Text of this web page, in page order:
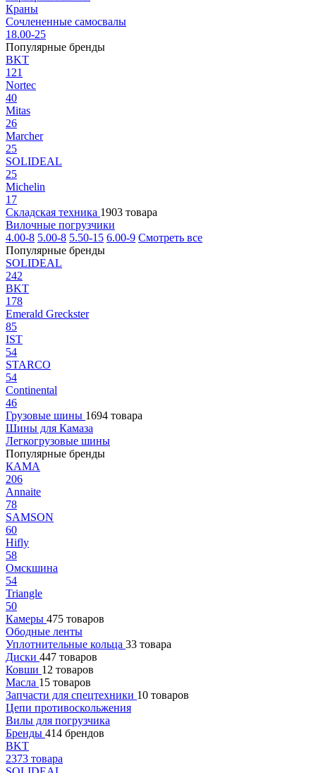
Краны
Сочлененные самосвалы
18.00-25
Популярные бренды
BKT
121
Nortec
40
Mitas
26
Marcher
25
SOLIDEAL
25
Michelin
17
Складская техника 1903 товара
Вилочные погрузчики
4.00-8 5.00-8 5.50-15 6.00-9 Смотреть все
Популярные бренды
SOLIDEAL
242
BKT
178
Emerald Greckster
85
IST
54
STARCO
54
Continental
46
Грузовые шины 1694 товара
Шины для Камаза
Легкогрузовые шины
Популярные бренды
КАМА
206
Annaite
78
SAMSON
60
Hifly
58
Омскшина
54
Triangle
50
Камеры 475 товаров
Ободные ленты
Уплотнительные кольца 33 товара
Диски 447 товаров
Ковши 12 товаров
Масла 15 товаров
Запчасти для спецтехники 10 товаров
Цепи противоскольжения
Вилы для погрузчика
Бренды 414 брендов
BKT
2373 товара